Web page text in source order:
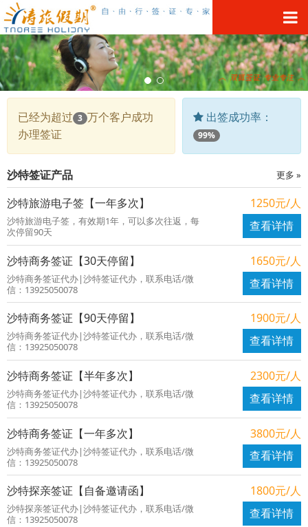
已经为超过 3 万个客户成功
办理签证
出签成功率：
99%
沙特签证产品 更多 »
沙特旅游电子签【一年多次】
沙特旅游电子签，有效期1年，可以多次往返，每
次停留90天
1250元/人
查看详情
沙特商务签证【30天停留】
沙特商务签证代办|沙特签证代办，联系电话/微
信：13925050078
1650元/人
查看详情
沙特商务签证【90天停留】
沙特商务签证代办|沙特签证代办，联系电话/微
信：13925050078
1900元/人
查看详情
沙特商务签证【半年多次】
沙特商务签证代办|沙特签证代办，联系电话/微
信：13925050078
2300元/人
查看详情
沙特商务签证【一年多次】
沙特商务签证代办|沙特签证代办，联系电话/微
信：13925050078
3800元/人
查看详情
沙特探亲签证【自备邀请函】
沙特探亲签证代办|沙特签证代办，联系电话/微
信：13925050078
1800元/人
查看详情